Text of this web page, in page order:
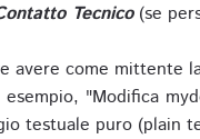
Tecnico(se
avere come mittente
"Modifica
testuale puro (plain